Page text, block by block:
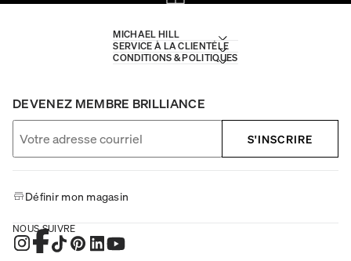
MICHAEL HILL
SERVICE À LA CLIENTÈLE
CONDITIONS & POLITIQUES
DEVENEZ MEMBRE BRILLIANCE
S'INSCRIRE
Définir mon magasin
NOUS SUIVRE